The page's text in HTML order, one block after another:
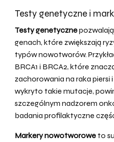
Testy genetyczne i
Testy genetyczne
genach, które zwiększają
typów nowotworów.
BRCA1 i BRCA2, które
zachorowania na raka piersi
wykryto takie mutacje,
szczególnym nadzorem
badania profilaktyczne
Markery nowotworowe to